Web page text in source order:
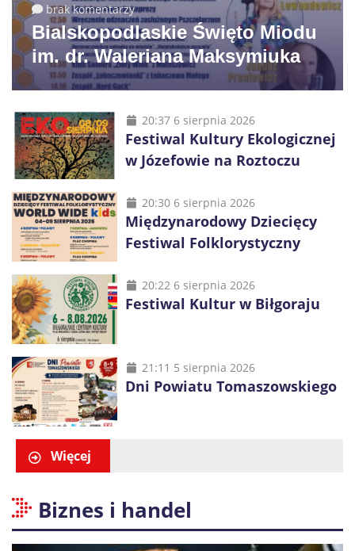
brak komentarzy
Bialskopodlaskie Święto Miodu
im. dr. Waleriana Maksymiuka
20:37 6 sierpnia 2026
Festiwal Kultury Ekologicznej
w Józefowie na Roztoczu
20:30 6 sierpnia 2026
Międzynarodowy Dziecięcy
Festiwal Folklorystyczny
20:22 6 sierpnia 2026
Festiwal Kultur w Biłgoraju
21:11 5 sierpnia 2026
Dni Powiatu Tomaszowskiego
Więcej
Biznes i handel